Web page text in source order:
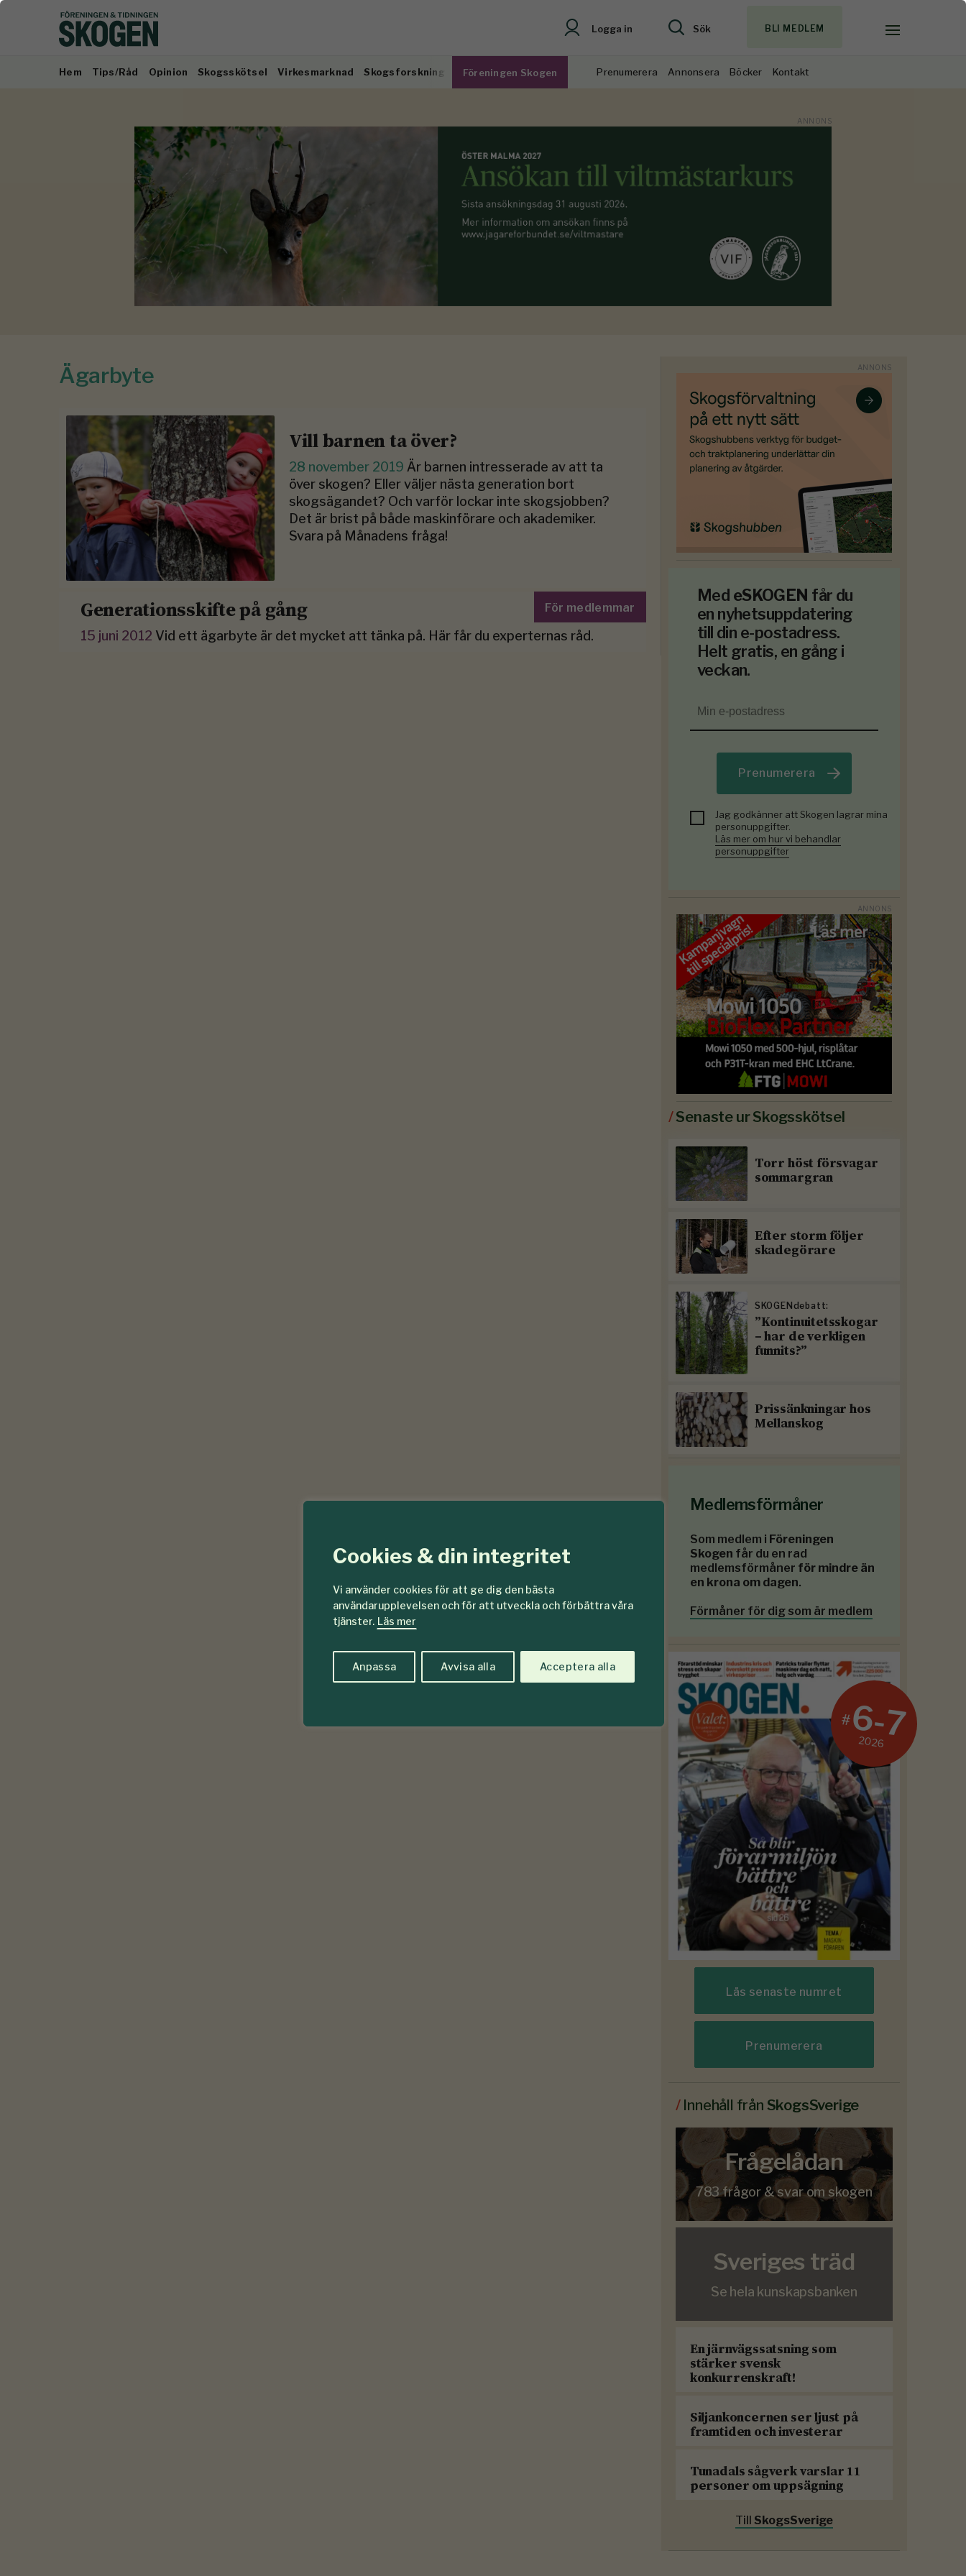
Cookies & din integritet
Vi använder cookies för att ge dig den bästa
användarupplevelsen och för att utveckla och förbättra våra
tjänster. Läs mer
Anpassa Avvisa alla Acceptera alla
Logga in Sök BLI MEDLEM
Hem Tips/Råd Opinion Skogsskötsel Virkesmarknad Skogsforskning Föreningen Skogen Prenumerera Annonsera Böcker Kontakt
Ägarbyte
Vill barnen ta över?
28 november 2019 Är barnen intresserade av att ta
över skogen? Eller väljer nästa generation bort
skogsägandet? Och varför lockar inte skogsjobben?
Det är brist på både maskinförare och akademiker.
Svara på Månadens fråga!
För medlemmar
Generationsskifte på gång
15 juni 2012 Vid ett ägarbyte är det mycket att tänka på. Här får du experternas råd.
Med eSKOGEN får du
en nyhetsuppdatering
till din e-postadress.
Helt gratis, en gång i
veckan.
Prenumerera
Jag godkänner att Skogen lagrar mina
personuppgifter.
Läs mer om hur vi behandlar
personuppgifter
/Senaste ur Skogsskötsel
Torr höst försvagar
sommargran
Efter storm följer
skadegörare
SKOGENdebatt:
”Kontinuitetsskogar
– har de verkligen
funnits?”
Prissänkningar hos
Mellanskog
Medlemsförmåner
Som medlem i Föreningen
Skogen får du en rad
medlemsförmåner för mindre än
en krona om dagen.
Förmåner för dig som är medlem
#6-7
2026
Läs senaste numret
Prenumerera
/ Innehåll från SkogsSverige
Frågelådan
783 frågor & svar om skogen
Sveriges träd
Se hela kunskapsbanken
En järnvägssatsning som
stärker svensk
konkurrenskraft!
Siljankoncernen ser ljust på
framtiden och investerar
Tunadals sågverk varslar 11
personer om uppsägning
Till SkogsSverige